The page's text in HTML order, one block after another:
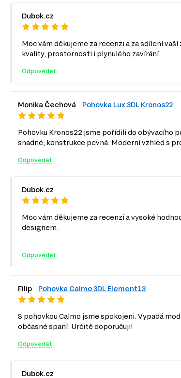
Dubok.cz
Moc vám děkujeme za recenzi a za sdílení
kvality, prostornosti i plynulého zavírání.
Odpovědět
Monika Čechová Pohovka Lux 3DL Kronos22
Pohovku Kronos22 jsme pořídili do obývacího
snadné, konstrukce pevná. Moderní vzhled s
Odpovědět
Dubok.cz
Moc vám děkujeme za recenzi a vysoké
designem.
Odpovědět
Filip Pohovka Calmo 3DL Element13
S pohovkou Calmo jsme spokojeni. Vypadá
občasné spaní. Určitě doporučuji!
Odpovědět
Dubok.cz